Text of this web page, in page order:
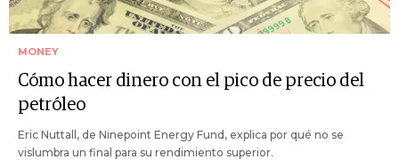
MONEY
Cómo hacer dinero con el pico de precio del
petróleo
Eric Nuttall, de Ninepoint Energy Fund, explica por qué no se
vislumbra un final para su rendimiento superior.